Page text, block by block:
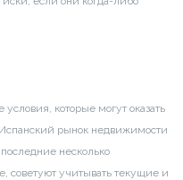
которые могут оказать
рынок недвижимости
несколько
советуют учитывать текущие и